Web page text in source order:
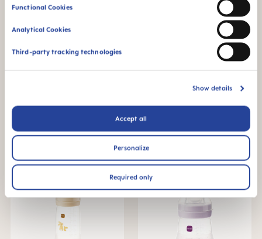
Functional Cookies
Analytical Cookies
Third-party tracking technologies
Show details
Accept all
Personalize
Required only
mois, Lot de 1
+3 couleurs